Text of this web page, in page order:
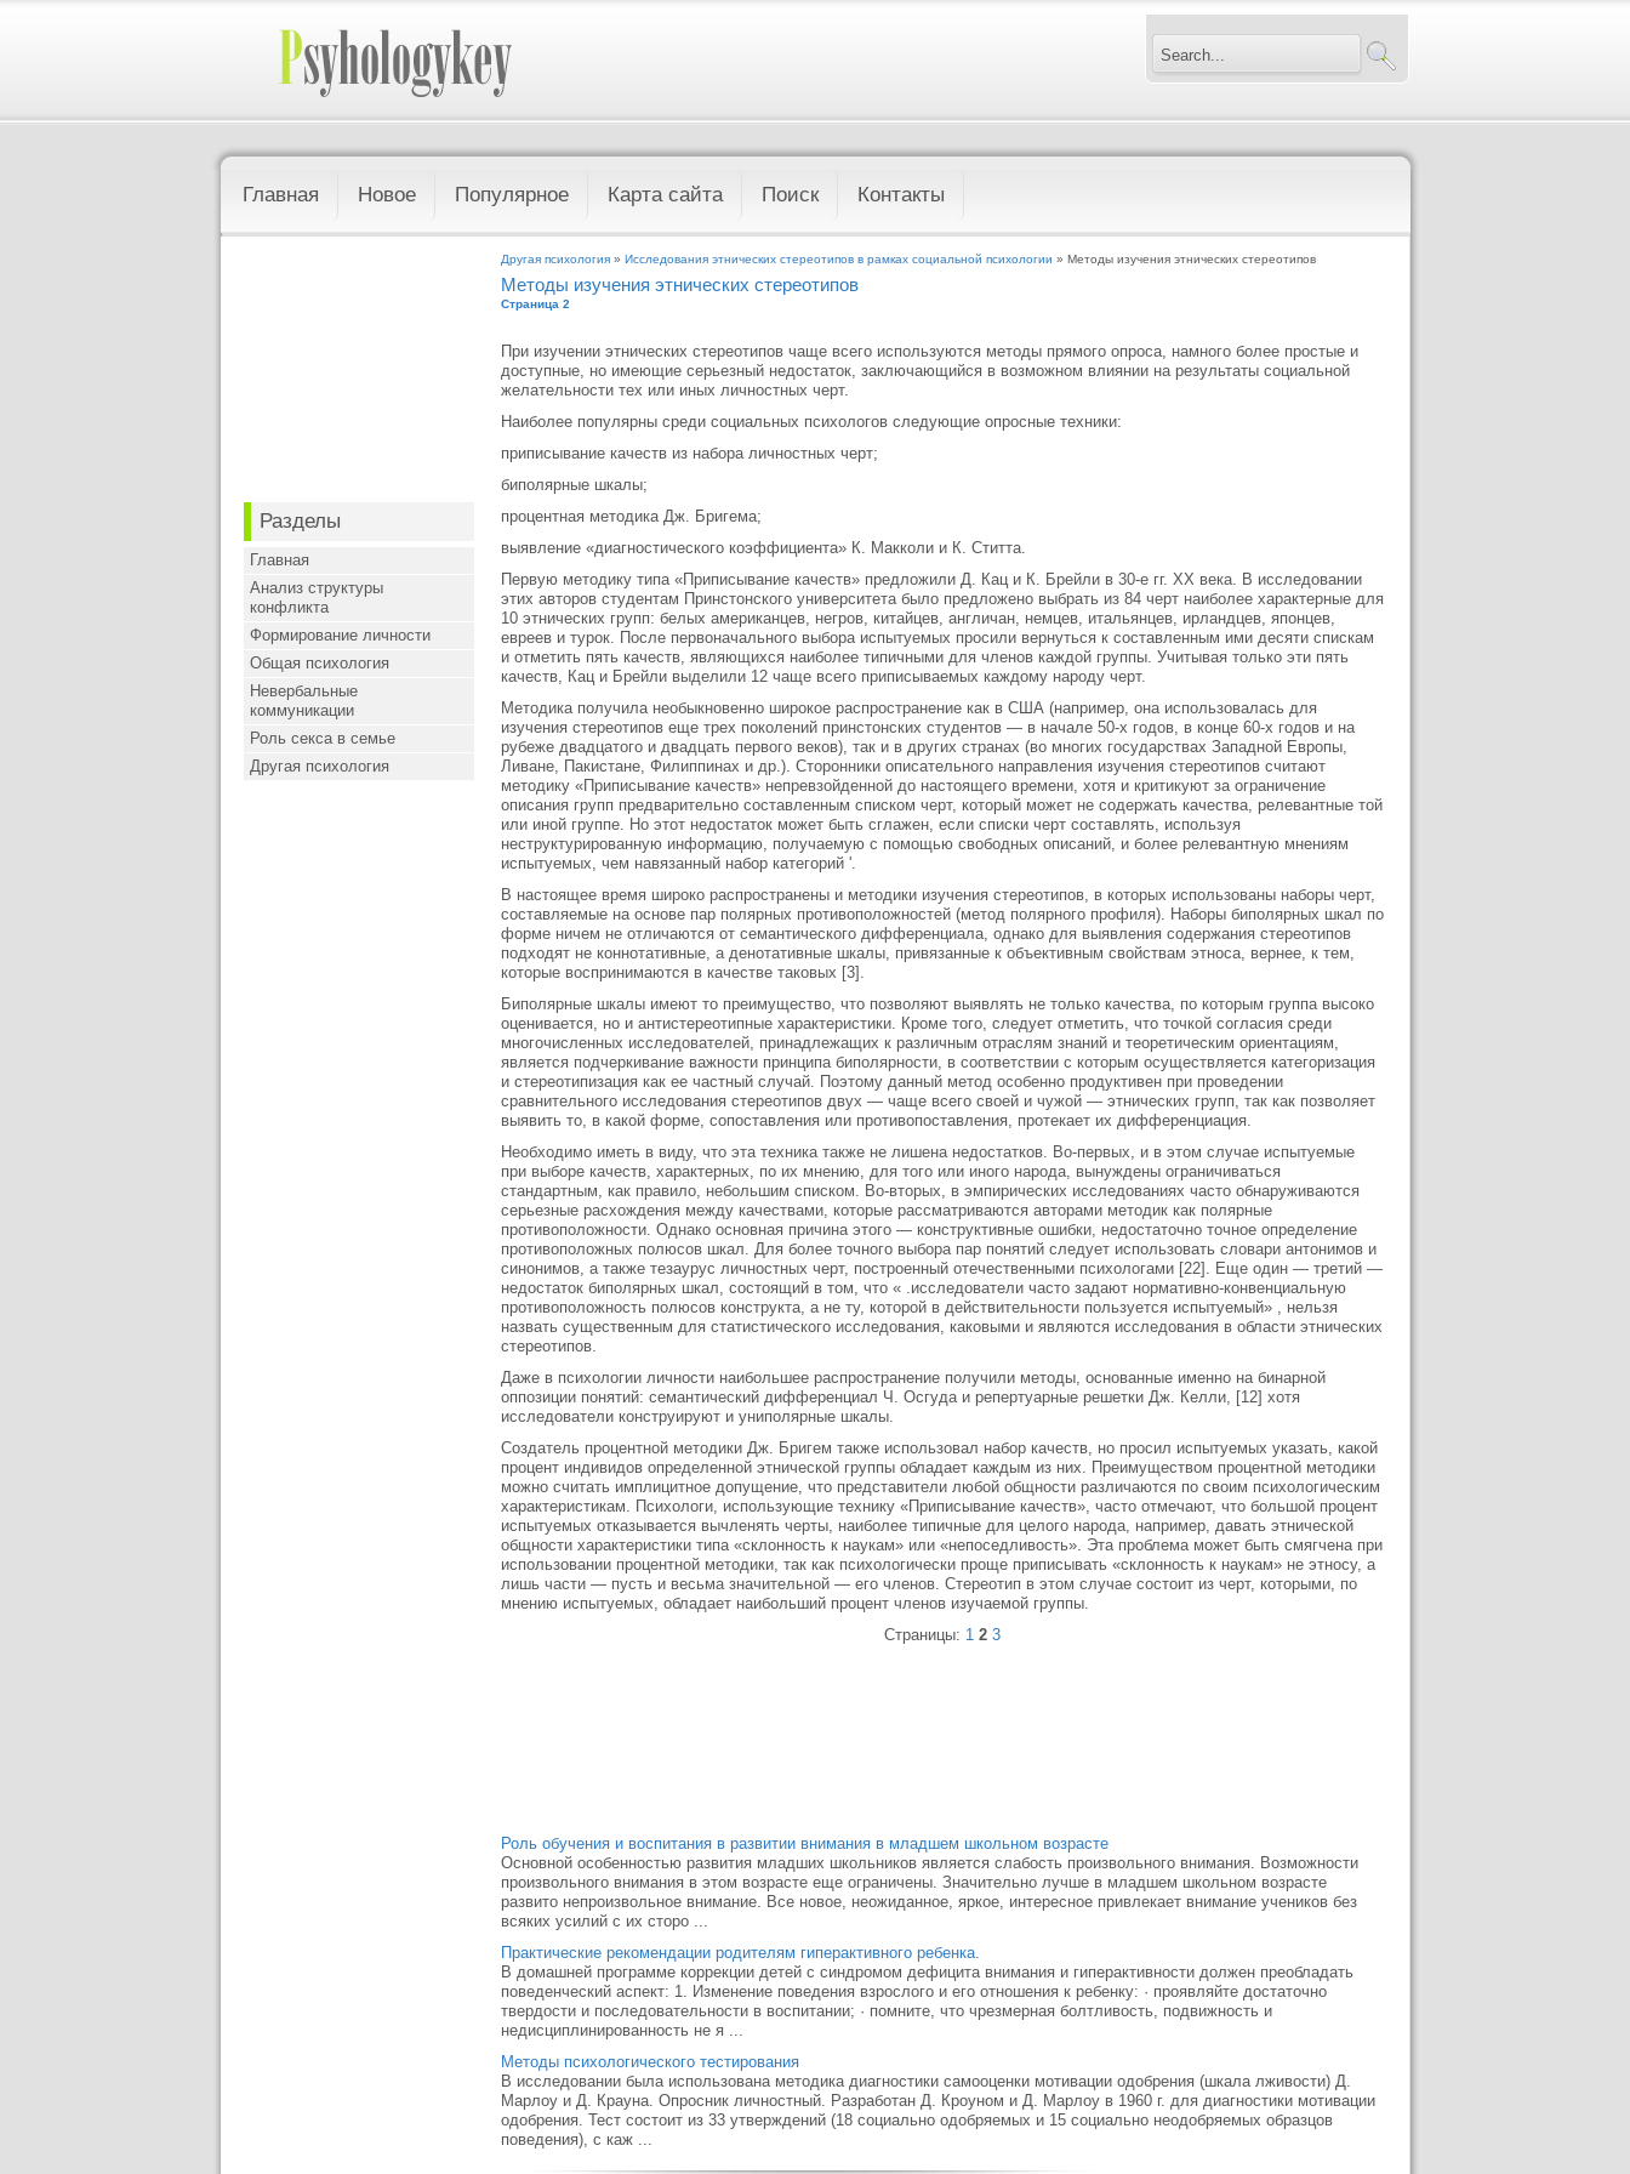
Главная Новое Популярное Карта сайта Поиск Контакты
Разделы
Главная
Анализ структуры
конфликта
Формирование личности
Общая психология
Невербальные
коммуникации
Роль секса в семье
Другая психология
Другая психология » Исследования этнических стереотипов в рамках социальной психологии » Методы изучения этнических стереотипов
Методы изучения этнических стереотипов
Страница 2
При изучении этнических стереотипов чаще всего используются методы прямого опроса, намного более простые и
доступные, но имеющие серьезный недостаток, заключающийся в возможном влиянии на результаты социальной
желательности тех или иных личностных черт.
Наиболее популярны среди социальных психологов следующие опросные техники:
приписывание качеств из набора личностных черт;
биполярные шкалы;
процентная методика Дж. Бригема;
выявление «диагностического коэффициента» К. Макколи и К. Ститта.
Первую методику типа «Приписывание качеств» предложили Д. Кац и К. Брейли в 30-е гг. XX века. В исследовании
этих авторов студентам Принстонского университета было предложено выбрать из 84 черт наиболее характерные для
10 этнических групп: белых американцев, негров, китайцев, англичан, немцев, итальянцев, ирландцев, японцев,
евреев и турок. После первоначального выбора испытуемых просили вернуться к составленным ими десяти спискам
и отметить пять качеств, являющихся наиболее типичными для членов каждой группы. Учитывая только эти пять
качеств, Кац и Брейли выделили 12 чаще всего приписываемых каждому народу черт.
Методика получила необыкновенно широкое распространение как в США (например, она использовалась для
изучения стереотипов еще трех поколений принстонских студентов — в начале 50-х годов, в конце 60-х годов и на
рубеже двадцатого и двадцать первого веков), так и в других странах (во многих государствах Западной Европы,
Ливане, Пакистане, Филиппинах и др.). Сторонники описательного направления изучения стереотипов считают
методику «Приписывание качеств» непревзойденной до настоящего времени, хотя и критикуют за ограничение
описания групп предварительно составленным списком черт, который может не содержать качества, релевантные той
или иной группе. Но этот недостаток может быть сглажен, если списки черт составлять, используя
неструктурированную информацию, получаемую с помощью свободных описаний, и более релевантную мнениям
испытуемых, чем навязанный набор категорий '.
В настоящее время широко распространены и методики изучения стереотипов, в которых использованы наборы черт,
составляемые на основе пар полярных противоположностей (метод полярного профиля). Наборы биполярных шкал по
форме ничем не отличаются от семантического дифференциала, однако для выявления содержания стереотипов
подходят не коннотативные, а денотативные шкалы, привязанные к объективным свойствам этноса, вернее, к тем,
которые воспринимаются в качестве таковых [3].
Биполярные шкалы имеют то преимущество, что позволяют выявлять не только качества, по которым группа высоко
оценивается, но и антистереотипные характеристики. Кроме того, следует отметить, что точкой согласия среди
многочисленных исследователей, принадлежащих к различным отраслям знаний и теоретическим ориентациям,
является подчеркивание важности принципа биполярности, в соответствии с которым осуществляется категоризация
и стереотипизация как ее частный случай. Поэтому данный метод особенно продуктивен при проведении
сравнительного исследования стереотипов двух — чаще всего своей и чужой — этнических групп, так как позволяет
выявить то, в какой форме, сопоставления или противопоставления, протекает их дифференциация.
Необходимо иметь в виду, что эта техника также не лишена недостатков. Во-первых, и в этом случае испытуемые
при выборе качеств, характерных, по их мнению, для того или иного народа, вынуждены ограничиваться
стандартным, как правило, небольшим списком. Во-вторых, в эмпирических исследованиях часто обнаруживаются
серьезные расхождения между качествами, которые рассматриваются авторами методик как полярные
противоположности. Однако основная причина этого — конструктивные ошибки, недостаточно точное определение
противоположных полюсов шкал. Для более точного выбора пар понятий следует использовать словари антонимов и
синонимов, а также тезаурус личностных черт, построенный отечественными психологами [22]. Еще один — третий —
недостаток биполярных шкал, состоящий в том, что « .исследователи часто задают нормативно-конвенциальную
противоположность полюсов конструкта, а не ту, которой в действительности пользуется испытуемый» , нельзя
назвать существенным для статистического исследования, каковыми и являются исследования в области этнических
стереотипов.
Даже в психологии личности наибольшее распространение получили методы, основанные именно на бинарной
оппозиции понятий: семантический дифференциал Ч. Осгуда и репертуарные решетки Дж. Келли, [12] хотя
исследователи конструируют и униполярные шкалы.
Создатель процентной методики Дж. Бригем также использовал набор качеств, но просил испытуемых указать, какой
процент индивидов определенной этнической группы обладает каждым из них. Преимуществом процентной методики
можно считать имплицитное допущение, что представители любой общности различаются по своим психологическим
характеристикам. Психологи, использующие технику «Приписывание качеств», часто отмечают, что большой процент
испытуемых отказывается вычленять черты, наиболее типичные для целого народа, например, давать этнической
общности характеристики типа «склонность к наукам» или «непоседливость». Эта проблема может быть смягчена при
использовании процентной методики, так как психологически проще приписывать «склонность к наукам» не этносу, а
лишь части — пусть и весьма значительной — его членов. Стереотип в этом случае состоит из черт, которыми, по
мнению испытуемых, обладает наибольший процент членов изучаемой группы.
Страницы: 1 2 3
Роль обучения и воспитания в развитии внимания в младшем школьном возрасте
Основной особенностью развития младших школьников является слабость произвольного внимания. Возможности
произвольного внимания в этом возрасте еще ограничены. Значительно лучше в младшем школьном возрасте
развито непроизвольное внимание. Все новое, неожиданное, яркое, интересное привлекает внимание учеников без
всяких усилий с их сторо ...
Практические рекомендации родителям гиперактивного ребенка.
В домашней программе коррекции детей с синдромом дефицита внимания и гиперактивности должен преобладать
поведенческий аспект: 1. Изменение поведения взрослого и его отношения к ребенку: · проявляйте достаточно
твердости и последовательности в воспитании; · помните, что чрезмерная болтливость, подвижность и
недисциплинированность не я ...
Методы психологического тестирования
В исследовании была использована методика диагностики самооценки мотивации одобрения (шкала лживости) Д.
Марлоу и Д. Крауна. Опросник личностный. Разработан Д. Кроуном и Д. Марлоу в 1960 г. для диагностики мотивации
одобрения. Тест состоит из 33 утверждений (18 социально одобряемых и 15 социально неодобряемых образцов
поведения), с каж ...